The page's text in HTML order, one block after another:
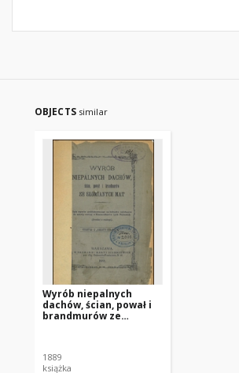
OBJECTS similar
Wyrób niepalnych
dachów, ścian, pował i
brandmurów ze
folwarku należącym do
1889
książka